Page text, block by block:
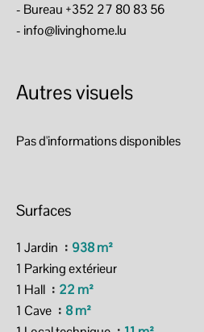
- Bureau +352 27 80 83 56
- info@livinghome.lu
Autres visuels
Pas d'informations disponibles
Surfaces
1 Jardin
938 m²
1 Parking extérieur
1 Hall
22 m²
1 Cave
8 m²